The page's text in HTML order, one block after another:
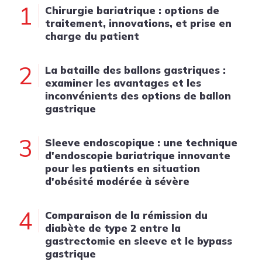
1
Chirurgie bariatrique : options de
traitement, innovations, et prise en
charge du patient
2
La bataille des ballons gastriques :
examiner les avantages et les
inconvénients des options de ballon
gastrique
3
Sleeve endoscopique : une technique
d'endoscopie bariatrique innovante
pour les patients en situation
d'obésité modérée à sévère
4
Comparaison de la rémission du
diabète de type 2 entre la
gastrectomie en sleeve et le bypass
gastrique